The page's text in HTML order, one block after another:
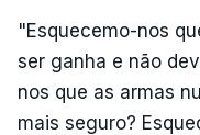
"Esquecemo-nos
ser ganha e não
nos que as armas
mais seguro?